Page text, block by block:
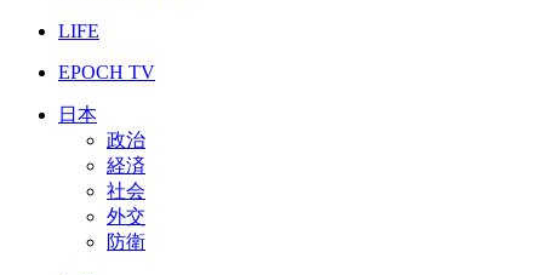
LIFE
EPOCH TV
日本
政治
経済
社会
外交
防衛